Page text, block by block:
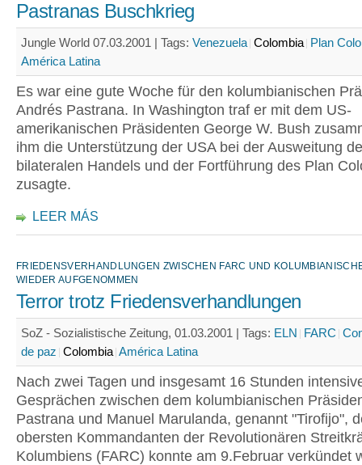
Pastranas Buschkrieg
Jungle World 07.03.2001 | Tags: Venezuela Colombia Plan
América Latina
Es war eine gute Woche für den kolumbianischen
Andrés Pastrana. In Washington traf er mit dem US-
amerikanischen Präsidenten George W. Bush
ihm die Unterstützung der USA bei der Ausweitung
bilateralen Handels und der Fortführung des Plan
zusagte.
LEER MÁS
FRIEDENSVERHANDLUNGEN ZWISCHEN FARC UND
WIEDER AUFGENOMMEN
Terror trotz Friedensverhandlungen
SoZ - Sozialistische Zeitung, 01.03.2001 | Tags: ELN FARC
de paz Colombia América Latina
Nach zwei Tagen und insgesamt 16 Stunden
Gesprächen zwischen dem kolumbianischen
Pastrana und Manuel Marulanda, genannt "Tirofijo",
obersten Kommandanten der Revolutionären
Kolumbiens (FARC) konnte am 9.Februar verkündet